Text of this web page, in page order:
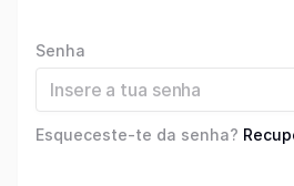
Senha
Esqueceste-te da senha?